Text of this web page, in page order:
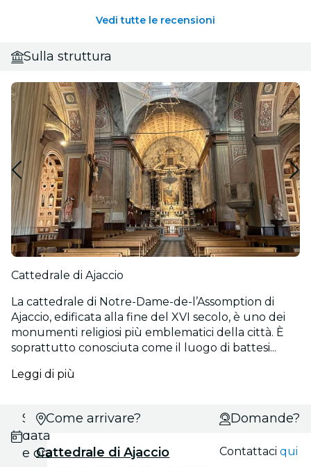
Vedi tutte le recensioni
Sulla struttura
Cattedrale di Ajaccio
La cattedrale di Notre-Dame-de-l’Assomption di
Ajaccio, edificata alla fine del XVI secolo, è uno dei
monumenti religiosi più emblematici della città. È
soprattutto conosciuta come il luogo di battesi...
Leggi di più
Scegli
data
e ora
Come arrivare?
Cattedrale di Ajaccio
Domande?
Contattaciqui